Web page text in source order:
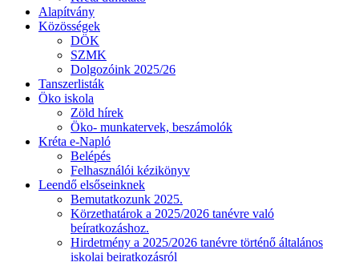
Alapítvány
Közösségek
DÖK
SZMK
Dolgozóink 2025/26
Tanszerlisták
Öko iskola
Zöld hírek
Öko- munkatervek, beszámolók
Kréta e-Napló
Belépés
Felhasználói kézikönyv
Leendő elsőseinknek
Bemutatkozunk 2025.
Körzethatárok a 2025/2026 tanévre való
beíratkozáshoz.
Hirdetmény a 2025/2026 tanévre történő általános
iskolai beiratkozásról